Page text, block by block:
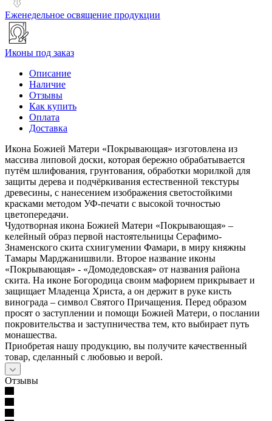
Еженедельное освящение продукции
Иконы под заказ
Описание
Наличие
Отзывы
Как купить
Оплата
Доставка
Икона Божией Матери «Покрывающая» изготовлена из
массива липовой доски, которая бережно обрабатывается
путём шлифования, грунтования, обработки морилкой для
защиты дерева и подчёркивания естественной текстуры
древесины, с нанесением изображения светостойкими
красками методом УФ-печати с высокой точностью
цветопередачи.
Чудотворная икона Божией Матери «Покрывающая» –
келейный образ первой настоятельницы Серафимо-
Знаменского скита схиигумении Фамари, в миру княжны
Тамары Марджанишвили. Второе название иконы
«Покрывающая» - «Домодедовская» от названия района
скита. На иконе Богородица своим мафорием прикрывает и
защищает Младенца Христа, а он держит в руке кисть
винограда – символ Святого Причащения. Перед образом
просят о заступлении и помощи Божией Матери, о послании
покровительства и заступничества тем, кто выбирает путь
монашества.
Приобретая нашу продукцию, вы получите качественный
товар, сделанный с любовью и верой.
Отзывы